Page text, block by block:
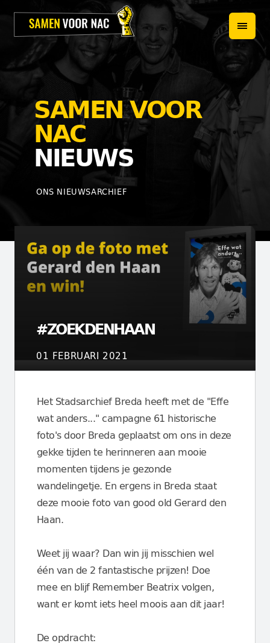
HOME
PROJECTEN
OVER ONS
HET TEAM
NIEUWS
SAMEN VOOR
NAC
NIEUWS
ONS NIEUWSARCHIEF
#ZOEKDENHAAN
01 FEBRUARI 2021
Het Stadsarchief Breda heeft met de "Effe
wat anders..." campagne 61 historische
foto's door Breda geplaatst om ons in deze
gekke tijden te herinneren aan mooie
momenten tijdens je gezonde
wandelingetje. En ergens in Breda staat
deze mooie foto van good old Gerard den
Haan.
Weet jij waar? Dan win jij misschien wel
één van de 2 fantastische prijzen! Doe
mee en blijf Remember Beatrix volgen,
want er komt iets heel moois aan dit jaar!
De opdracht: